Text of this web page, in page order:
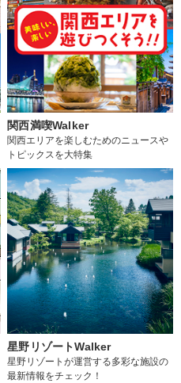
関西満喫Walker
関西エリアを楽しむためのニュースや
トピックスを大特集
星野リゾートWalker
星野リゾートが運営する多彩な施設の
最新情報をチェック！